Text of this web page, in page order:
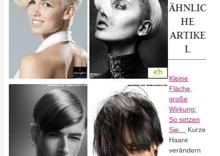
ÄHNLIC
HE
ARTIKE
L
Kleine
Fläche,
große
Wirkung:
So setzen
Sie…
Kurze
Haare
verändern